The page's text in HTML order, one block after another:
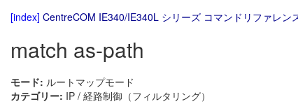
[index] CentreCOM IE340/IE340L シリーズ コマンドリファレン
match as-path
モード: ルートマップモード
カテゴリー: IP / 経路制御（フィルタリング）